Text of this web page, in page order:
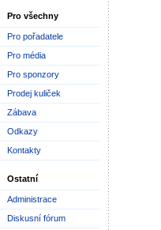
Pro všechny
Pro pořadatele
Pro média
Pro sponzory
Prodej kuliček
Zábava
Odkazy
Kontakty
Ostatní
Administrace
Diskusní fórum